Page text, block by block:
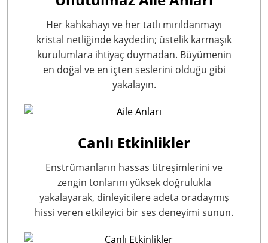
Her kahkahayı ve her tatlı mırıldanmayı
kristal netliğinde kaydedin; üstelik karmaşık
kurulumlara ihtiyaç duymadan. Büyümenin
en doğal ve en içten seslerini olduğu gibi
yakalayın.
Canlı Etkinlikler
Enstrümanların hassas titreşimlerini ve
zengin tonlarını yüksek doğrulukla
yakalayarak, dinleyicilere adeta oradaymış
hissi veren etkileyici bir ses deneyimi sunun.